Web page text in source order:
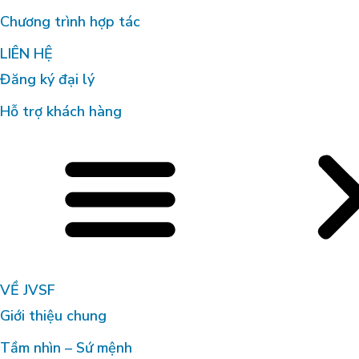
Chương trình hợp tác
LIÊN HỆ
Đăng ký đại lý
Hỗ trợ khách hàng
VỀ JVSF
Giới thiệu chung
Tầm nhìn – Sứ mệnh